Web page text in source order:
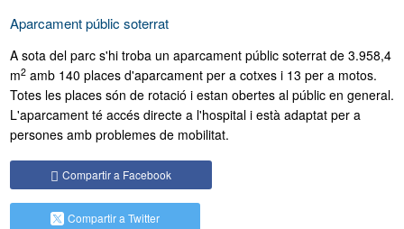
Aparcament públic soterrat
A sota del parc s'hi troba un aparcament públic soterrat de 3.958,4
m2 amb 140 places d'aparcament per a cotxes i 13 per a motos.
Totes les places són de rotació i estan obertes al públic en general.
L'aparcament té accés directe a l'hospital i està adaptat per a
persones amb problemes de mobilitat.
Compartir a Facebook
Compartir a Twitter